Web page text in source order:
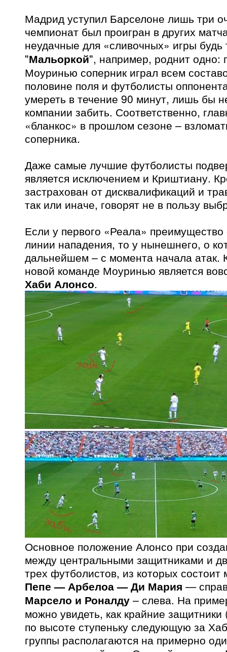
Мадрид уступил Барселоне лишь три
чемпионат был проигран в других
неудачные для «сливочных» игры будь
"Мальоркой", например, роднит одно:
Моуринью соперник играл всем
половине поля и футболисты
умереть в течение 90 минут, лишь бы
компании забить. Соответственно,
«бланкос» в прошлом сезоне –
соперника.
Даже самые лучшие футболисты
является исключением и Криштиану.
застрахован от дисквалификаций и
так или иначе, говорят не в пользу
Если у первого «Реала»
линии нападения, то у нынешнего, о
дальнейшем – с момента начала атак.
новой команде Моуринью является
Хаби Алонсо.
Основное положение Алонсо при
между центральными защитниками и
трех футболистов, из которых
Пепе — Арбелоа — Ди Мария —
Марсело и Роналду – слева. На
можно увидеть, как крайние
по высоте ступеньку следующую за
группы располагаются на примерно